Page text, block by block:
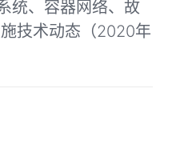
统、容器网络、故
技术动态（2020年